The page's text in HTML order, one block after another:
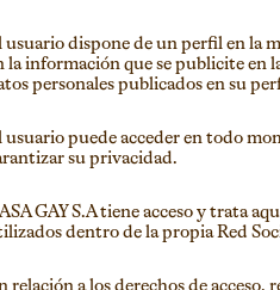
usuario dispone de un perfil en la
la información que se publicite en
personales publicados en su
usuario puede acceder en todo
su privacidad.
GAY S.A tiene acceso y trata
dentro de la propia Red
relación a los derechos de